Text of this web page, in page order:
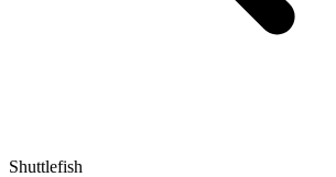
Shuttlefish